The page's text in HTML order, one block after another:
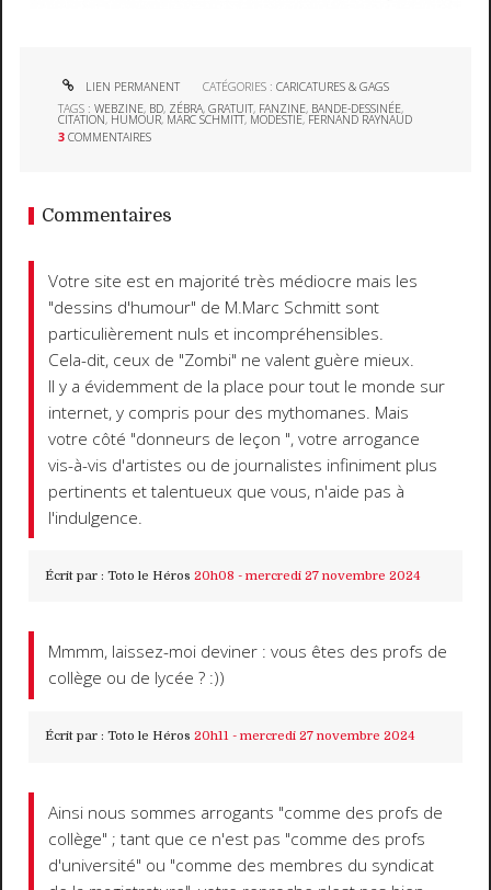
LIEN PERMANENT CATÉGORIES :CARICATURES & GAGS
TAGS :WEBZINE, BD, ZÉBRA,GRATUIT, FANZINE, BANDE-DESSINÉE,
CITATION, HUMOUR, MARC SCHMITT, MODESTIE,FERNAND RAYNAUD
3 COMMENTAIRES
Commentaires
Votre site est en majorité très médiocre mais les
"dessins d'humour" de M.Marc Schmitt sont
particulièrement nuls et incompréhensibles.
Cela-dit, ceux de "Zombi" ne valent guère mieux.
Il y a évidemment de la place pour tout le monde sur
internet, y compris pour des mythomanes. Mais
votre côté "donneurs de leçon ", votre arrogance
vis-à-vis d'artistes ou de journalistes infiniment plus
pertinents et talentueux que vous, n'aide pas à
l'indulgence.
Écrit par : Toto le Héros 20h08 - mercredi 27 novembre 2024
Mmmm, laissez-moi deviner : vous êtes des profs de
collège ou de lycée ? :))
Écrit par : Toto le Héros 20h11- mercredi 27 novembre 2024
Ainsi nous sommes arrogants "comme des profs de
collège" ; tant que ce n'est pas "comme des profs
d'université" ou "comme des membres du syndicat